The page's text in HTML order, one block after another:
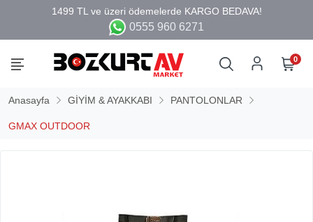
0555 960 6271
0
Anasayfa GİYİM & AYAKKABI PANTOLONLAR
GMAX OUTDOOR